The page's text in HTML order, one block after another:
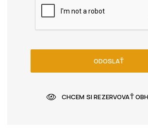
ODOSLAŤ
CHCEM SI REZERVOVAŤ